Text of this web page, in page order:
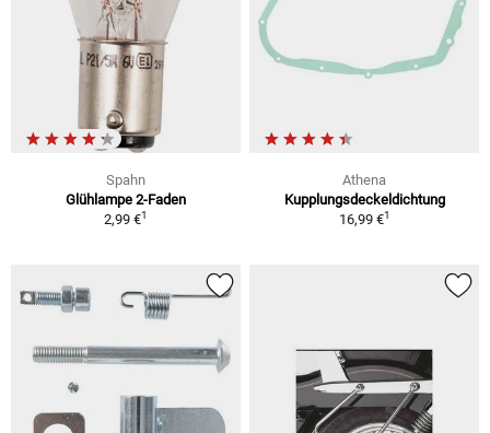
Spahn
Glühlampe 2-Faden
2,99 €1
Athena
Kupplungsdeckeldichtung
16,99 €1